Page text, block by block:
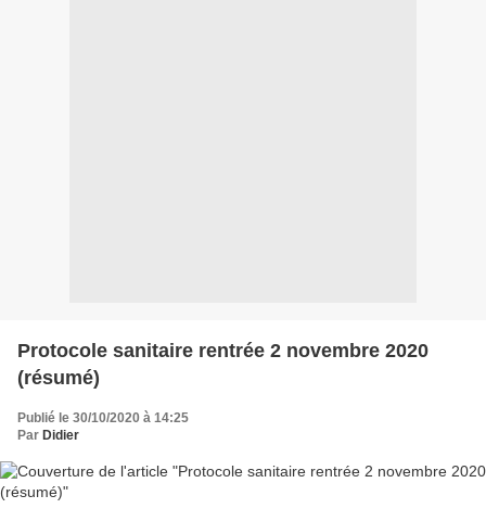
Protocole sanitaire rentrée 2 novembre 2020
(résumé)
Publié le 30/10/2020 à 14:25
Par Didier